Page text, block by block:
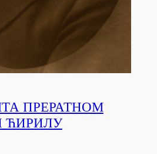
ПРЕРАТНОМ
ЋИРИЛУ